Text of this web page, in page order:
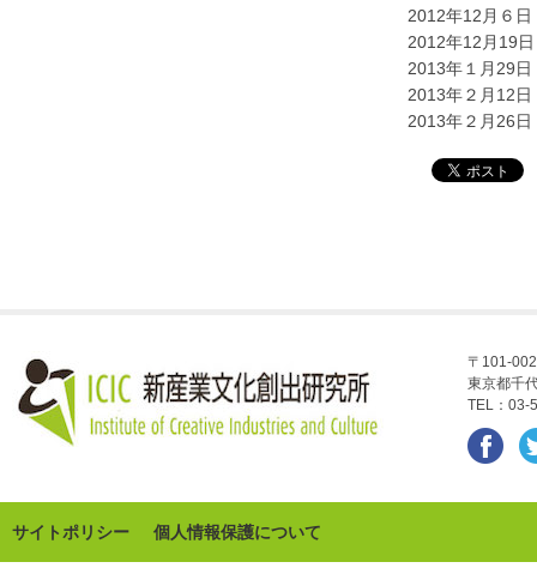
2012年12月６
2012年12月19
2013年１月29
2013年２月12
2013年２月26
〒101-
東京都千
TEL：
サイトポリシー 個人情報保護について